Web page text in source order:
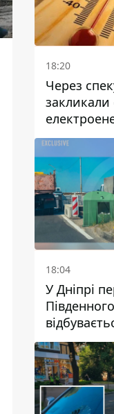
18:20
Через
уникнути
мереж
18:04
У Дніпрі